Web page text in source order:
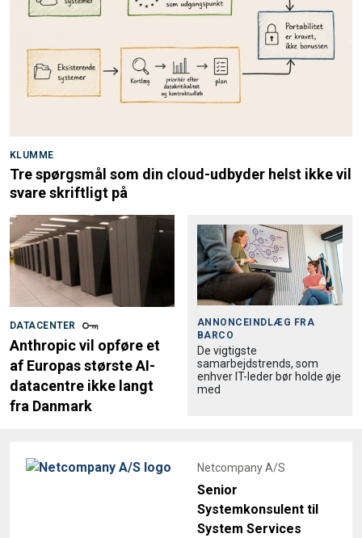
KLUMME
Tre spørgsmål som din cloud-udbyder helst ikke vil
svare skriftligt på
DATACENTER
Anthropic vil opføre et
af Europas største AI-
datacentre ikke langt
fra Danmark
ANNONCEINDLÆG FRA
BARCO
De vigtigste
samarbejdstrends, som
enhver IT-leder bør holde øje
med
Netcompany A/S
Senior
Systemkonsulent til
System Services